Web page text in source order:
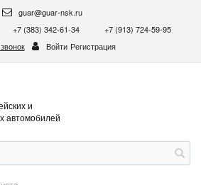
guar@guar-nsk.ru
+7 (383) 342-61-34
+7 (913) 724-59-95
Войти Регистрация
и
автомобилей